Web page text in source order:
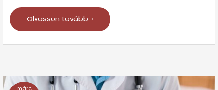
Olvasson tovább »
márc